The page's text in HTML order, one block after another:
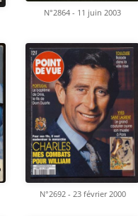
N°2864 - 11 juin 2003
N°2692 - 23 février 2000